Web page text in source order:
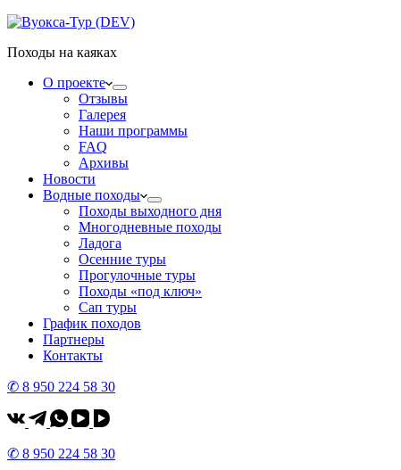
Походы на каяках
О проекте
Отзывы
Галерея
Наши программы
FAQ
Архивы
Новости
Водные походы
Походы выходного дня
Многодневные походы
Ладога
Осенние туры
Прогулочные туры
Походы «под ключ»
Сап туры
График походов
Партнеры
Контакты
✆ 8 950 224 58 30
✆ 8 950 224 58 30